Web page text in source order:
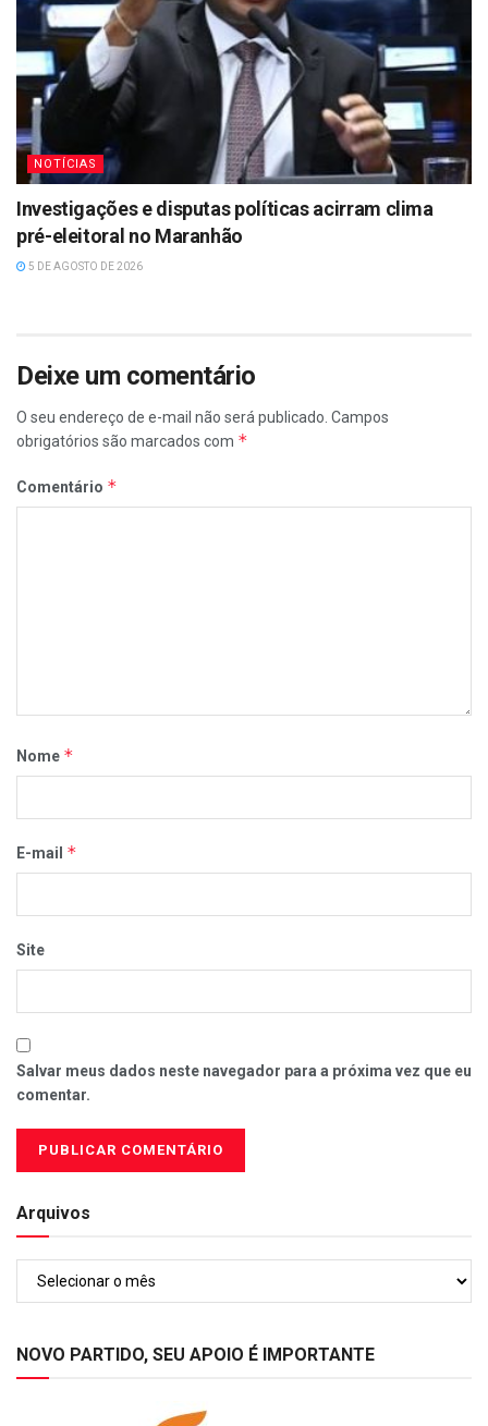
NOTÍCIAS
Investigações e disputas políticas acirram clima
pré-eleitoral no Maranhão
5 DE AGOSTO DE 2026
Deixe um comentário
O seu endereço de e-mail não será publicado. Campos
obrigatórios são marcados com *
Comentário *
Nome *
E-mail *
Site
Salvar meus dados neste navegador para a próxima vez que eu
comentar.
Arquivos
NOVO PARTIDO, SEU APOIO É IMPORTANTE